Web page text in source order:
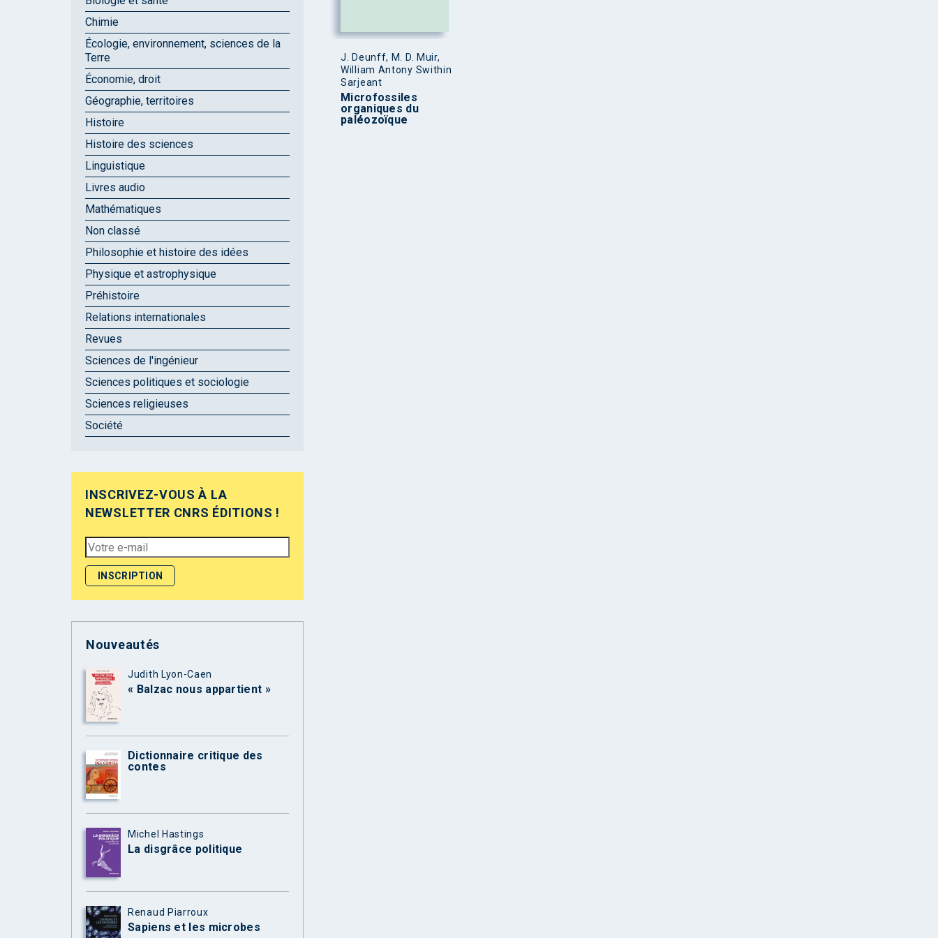
J. Deunff, M. D. Muir,
William Antony Swithin
Sarjeant
Microfossiles
organiques du
paléozoïque
Chimie
Écologie, environnement, sciences de la
Terre
Économie, droit
Géographie, territoires
Histoire
Histoire des sciences
Linguistique
Livres audio
Mathématiques
Non classé
Philosophie et histoire des idées
Physique et astrophysique
Préhistoire
Relations internationales
Revues
Sciences de l'ingénieur
Sciences politiques et sociologie
Sciences religieuses
Société
INSCRIVEZ-VOUS À LA
NEWSLETTER CNRS ÉDITIONS !
Nouveautés
Judith Lyon-Caen
« Balzac nous appartient »
Dictionnaire critique des
contes
Michel Hastings
La disgrâce politique
Renaud Piarroux
Sapiens et les microbes